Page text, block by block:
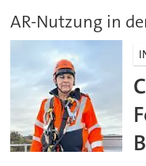
AR-Nutzung in